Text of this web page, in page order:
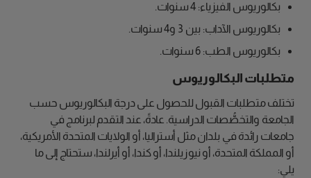
بكالوريوس الفيزياء: 4 سنوات.
بكالوريوس الآداب: بين 3 و4 سنوات.
بكالوريوس الطب: 6 سنوات.
متطلبات البكالوريوس
تختلف متطلبات القبول للحصول على درجة البكالوريوس حسب
الجامعة والتخصُّصات الدراسية. عادةً، عند التقدم لبرنامج في
جامعات رائدة في بلدان مثل أستراليا، أو الولايات المتحدة الأمريكية،
أو المملكة المتحدة، أو نيوزيلندا، أو كندا، أو أيرلندا، ستحتاج إلى ما
يلي: